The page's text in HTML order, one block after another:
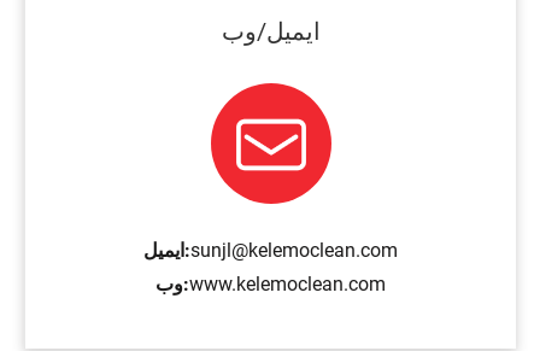
ایمیل/وب
ایمیل:sunjl@kelemoclean.com
وب:www.kelemoclean.com